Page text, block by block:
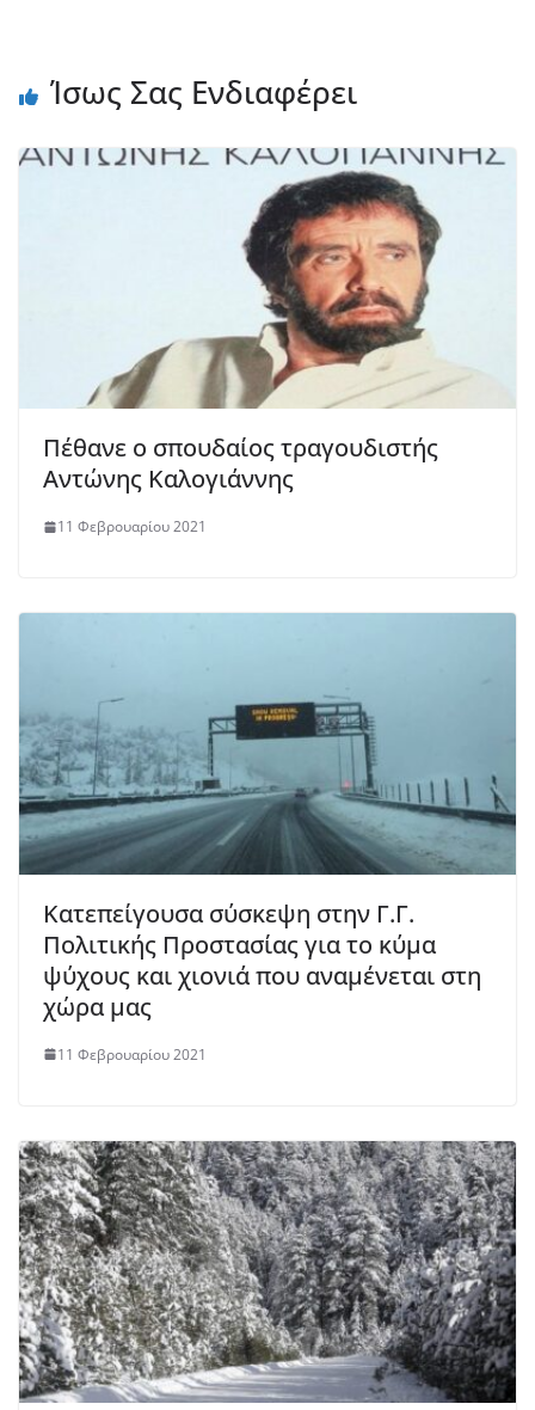
Ίσως Σας Ενδιαφέρει
Πέθανε ο σπουδαίος τραγουδιστής
Αντώνης Καλογιάννης
11 Φεβρουαρίου 2021
Κατεπείγουσα σύσκεψη στην Γ.Γ.
Πολιτικής Προστασίας για το κύμα
ψύχους και χιονιά που αναμένεται στη
χώρα μας
11 Φεβρουαρίου 2021